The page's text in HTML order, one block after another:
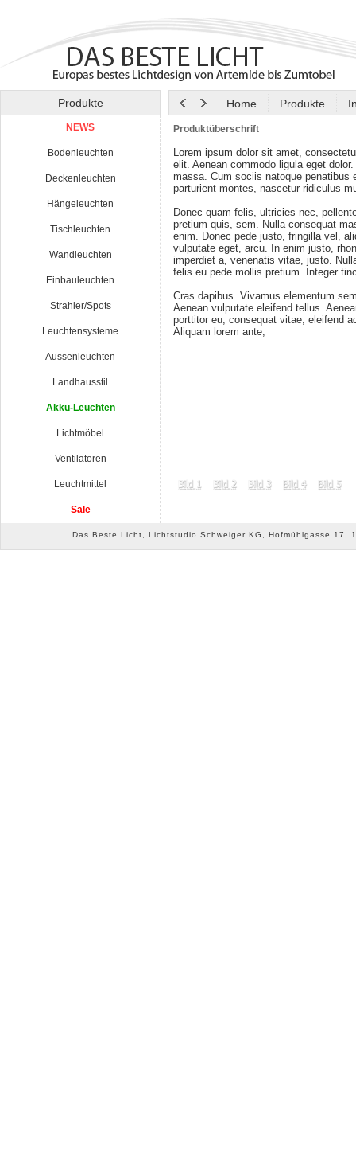
Produkte Home Produkte
NEWS
Bodenleuchten
Deckenleuchten
Hängeleuchten
Tischleuchten
Wandleuchten
Einbauleuchten
Strahler/Spots
Leuchtensysteme
Aussenleuchten
Landhausstil
Akku-Leuchten
Lichtmöbel
Ventilatoren
Leuchtmittel
Sale
Produktüberschrift
Lorem ipsum dolor sit amet,
elit. Aenean commodo ligula eget dolor.
massa. Cum sociis natoque penatibus
parturient montes, nascetur ridiculus
Donec quam felis, ultricies nec,
pretium quis, sem. Nulla consequat
enim. Donec pede justo, fringilla vel,
vulputate eget, arcu. In enim justo,
imperdiet a, venenatis vitae, justo.
felis eu pede mollis pretium. Integer
Cras dapibus. Vivamus elementum
Aenean vulputate eleifend tellus.
porttitor eu, consequat vitae, eleifend
Aliquam lorem ante,
Das Beste Licht, Lichtstudio Schweiger KG, Hofmühlgasse